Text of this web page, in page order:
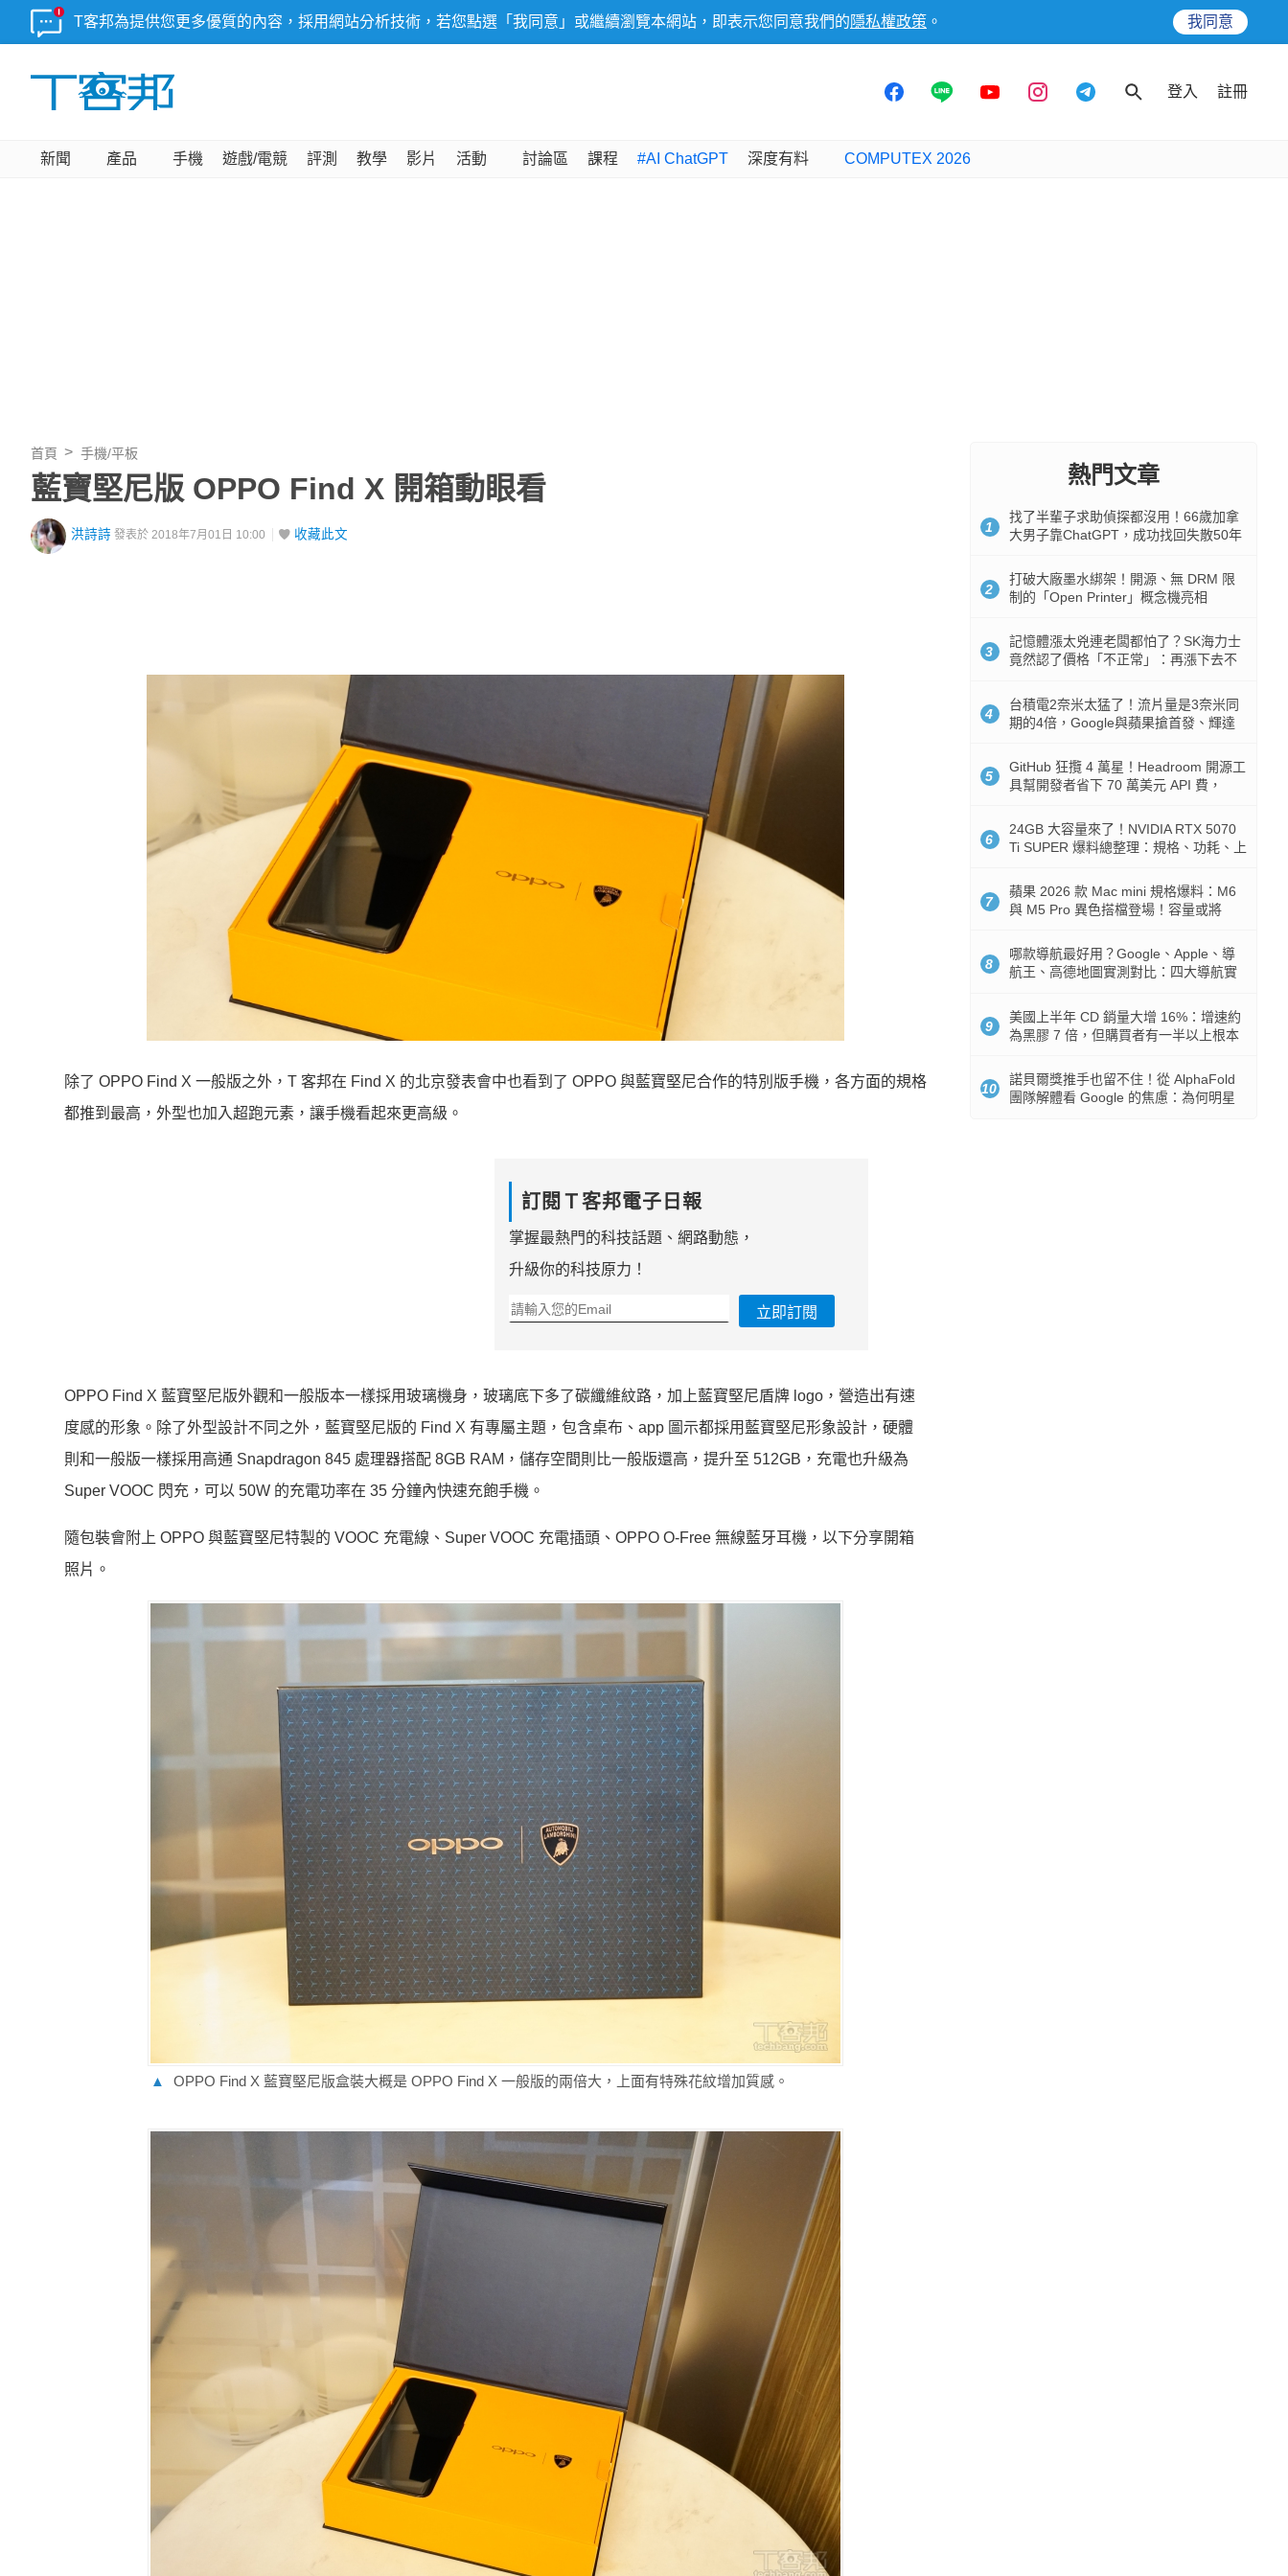
T客邦為提供您更多優質的內容，採用網站分析技術，若您點選「我同意」或繼續瀏覽本網站，即表示您同意我們的 隱私權政策 。 我同意
登入 註冊
新聞 產品 手機 遊戲/電競 評測 教學 影片 活動 討論區 課程 #AI ChatGPT 深度有料 COMPUTEX 2026
首頁 手機/平板
藍寶堅尼版 OPPO Find X 開箱動眼看
洪詩詩 發表於 2018年7月01日 10:00 收藏此文
除了 OPPO Find X 一般版之外，T 客邦在 Find X 的北京發表會中也看到了 OPPO 與藍寶堅尼合作的特別版手機，各方面的規格
都推到最高，外型也加入超跑元素，讓手機看起來更高級。
訂閱Ｔ客邦電子日報
掌握最熱門的科技話題、網路動態，
升級你的科技原力！
立即訂閱
OPPO Find X 藍寶堅尼版外觀和一般版本一樣採用玻璃機身，玻璃底下多了碳纖維紋路，加上藍寶堅尼盾牌 logo，營造出有速
度感的形象。除了外型設計不同之外，藍寶堅尼版的 Find X 有專屬主題，包含桌布、app 圖示都採用藍寶堅尼形象設計，硬體
則和一般版一樣採用高通 Snapdragon 845 處理器搭配 8GB RAM，儲存空間則比一般版還高，提升至 512GB，充電也升級為
Super VOOC 閃充，可以 50W 的充電功率在 35 分鐘內快速充飽手機。
隨包裝會附上 OPPO 與藍寶堅尼特製的 VOOC 充電線、Super VOOC 充電插頭、OPPO O-Free 無線藍牙耳機，以下分享開箱
照片。
▲ OPPO Find X 藍寶堅尼版盒裝大概是 OPPO Find X 一般版的兩倍大，上面有特殊花紋增加質感。
熱門文章
1
找了半輩子求助偵探都沒用！66歲加拿
大男子靠ChatGPT，成功找回失散50年
2
打破大廠墨水綁架！開源、無 DRM 限
制的「Open Printer」概念機亮相
3
記憶體漲太兇連老闆都怕了？SK海力士
竟然認了價格「不正常」：再漲下去不
4
台積電2奈米太猛了！流片量是3奈米同
期的4倍，Google與蘋果搶首發、輝達
5
GitHub 狂攬 4 萬星！Headroom 開源工
具幫開發者省下 70 萬美元 API 費，
6
24GB 大容量來了！NVIDIA RTX 5070
Ti SUPER 爆料總整理：規格、功耗、上
7
蘋果 2026 款 Mac mini 規格爆料：M6
與 M5 Pro 異色搭檔登場！容量或將
8
哪款導航最好用？Google、Apple、導
航王、高德地圖實測對比：四大導航實
9
美國上半年 CD 銷量大增 16%：增速約
為黑膠 7 倍，但購買者有一半以上根本
10
諾貝爾獎推手也留不住！從 AlphaFold
團隊解體看 Google 的焦慮：為何明星